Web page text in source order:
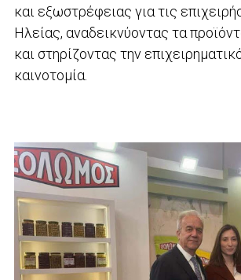
και εξωστρέφειας για τις
Ηλείας, αναδεικνύοντας τα
και στηρίζοντας την
καινοτομία.